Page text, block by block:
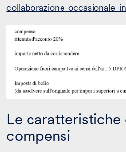
collaborazione-occasionale-
Le caratteristiche
compensi